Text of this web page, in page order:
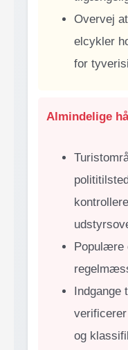
Overvej
elcykler
for
Almindelige
Populære
Indgange
og